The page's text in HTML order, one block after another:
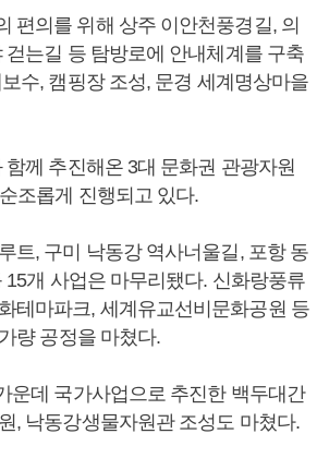
편의를 위해 상주 이안천풍경길, 의
걷는길 등 탐방로에 안내체계를 구축
수, 캠핑장 조성, 문경 세계명상마을
함께 추진해온 3대 문화권 관광자원
조롭게 진행되고 있다.
트, 구미 낙동강 역사너울길, 포항 동
15개 사업은 마무리됐다. 신화랑풍류
테마파크, 세계유교선비문화공원 등
량 공정을 마쳤다.
운데 국가사업으로 추진한 백두대간
, 낙동강생물자원관 조성도 마쳤다.